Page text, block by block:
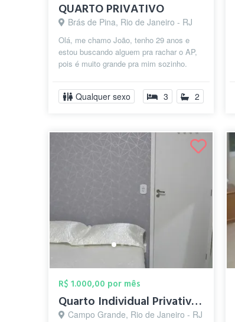
QUARTO PRIVATIVO
Brás de Pina, Rio de Janeiro - RJ
Olá, me chamo João, tenho 29 anos e
estou buscando alguem pra rachar o AP,
pois é muito grande pra mim sozinho.
Qualquer sexo 3 2
R$ 1.000,00 por mês
Quarto Individual Privativo no Centro de...
Campo Grande, Rio de Janeiro - RJ